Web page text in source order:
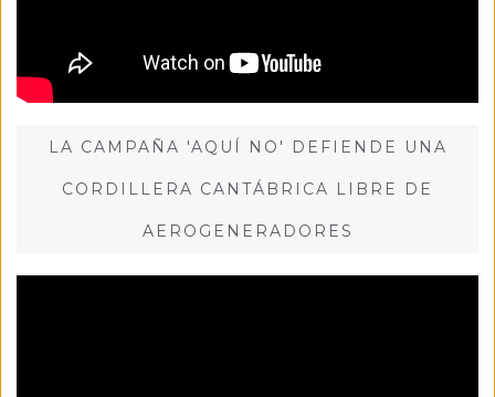
LA CAMPAÑA 'AQUÍ NO' DEFIENDE UNA
CORDILLERA CANTÁBRICA LIBRE DE
AEROGENERADORES